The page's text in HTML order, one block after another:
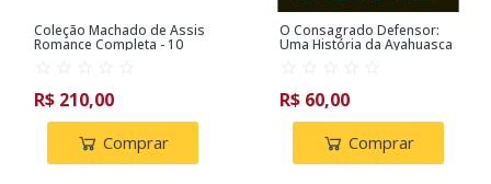
Coleção Machado de Assis
Romance Completa - 10
R$ 210,00
Comprar
O Consagrado Defensor:
Uma História da Ayahuasca
R$ 60,00
Comprar